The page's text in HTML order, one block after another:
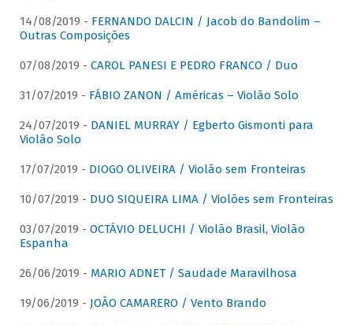
14/08/2019 - FERNANDO DALCIN / Jacob do Bandolim –
Outras Composições
07/08/2019 - CAROL PANESI E PEDRO FRANCO / Duo
31/07/2019 - FÁBIO ZANON / Américas – Violão Solo
24/07/2019 - DANIEL MURRAY / Egberto Gismonti para
Violão Solo
17/07/2019 - DIOGO OLIVEIRA / Violão sem Fronteiras
10/07/2019 - DUO SIQUEIRA LIMA / Violões sem Fronteiras
03/07/2019 - OCTÁVIO DELUCHI / Violão Brasil, Violão
Espanha
26/06/2019 - MARIO ADNET / Saudade Maravilhosa
19/06/2019 - JOÃO CAMARERO / Vento Brando